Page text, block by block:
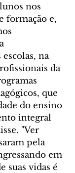
nos
formação e,
na
da
que
do ensino
integral
"Ver
pela
em
suas vidas é